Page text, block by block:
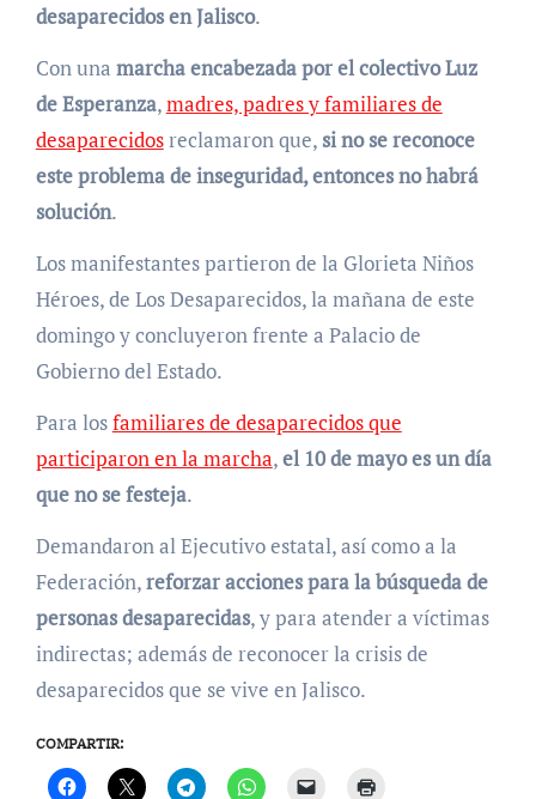
desaparecidos en Jalisco.
Con una marcha encabezada por el colectivo Luz
de Esperanza,madres, padres y familiares de
desaparecidosreclamaron que, si no se reconoce
este problema de inseguridad, entonces no habrá
solución.
Los manifestantes partieron de la Glorieta Niños
Héroes, de Los Desaparecidos, la mañana de este
domingo y concluyeron frente a Palacio de
Gobierno del Estado.
Para losfamiliares de desaparecidos que
participaron en la marcha,el 10 de mayo es un día
que no se festeja.
Demandaron al Ejecutivo estatal, así como a la
Federación,reforzar acciones para la búsqueda de
personas desaparecidas, y para atender a víctimas
indirectas; además de reconocer la crisis de
desaparecidos que se vive en Jalisco.
COMPARTIR: